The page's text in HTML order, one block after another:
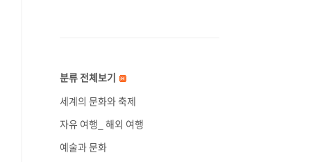
분류 전체보기
세계의 문화와 축제
자유 여행_ 해외 여행
예술과 문화